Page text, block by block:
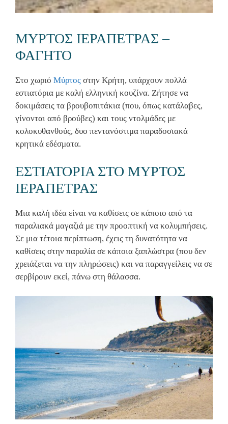
ΜΥΡΤΟΣ ΙΕΡΑΠΕΤΡΑΣ –
ΦΑΓΗΤΟ
Στο χωριό Μύρτος στην Κρήτη, υπάρχουν πολλά
εστιατόρια με καλή ελληνική κουζίνα. Ζήτησε να
δοκιμάσεις τα βρουβοπιτάκια (που, όπως κατάλαβες,
γίνονται από βρούβες) και τους ντολμάδες με
κολοκυθανθούς, δυο πεντανόστιμα παραδοσιακά
κρητικά εδέσματα.
ΕΣΤΙΑΤΟΡΙΑ ΣΤΟ ΜΥΡΤΟΣ
ΙΕΡΑΠΕΤΡΑΣ
Μια καλή ιδέα είναι να καθίσεις σε κάποιο από τα
παραλιακά μαγαζιά με την προοπτική να κολυμπήσεις.
Σε μια τέτοια περίπτωση, έχεις τη δυνατότητα να
καθίσεις στην παραλία σε κάποια ξαπλώστρα (που δεν
χρειάζεται να την πληρώσεις) και να παραγγείλεις να σε
σερβίρουν εκεί, πάνω στη θάλασσα.